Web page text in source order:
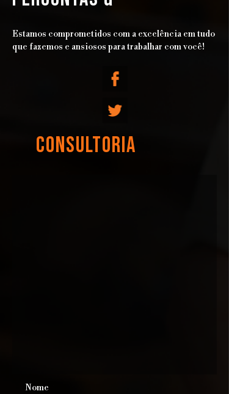
Nome
Estamos comprometidos com a excelência em tudo
que fazemos e ansiosos para trabalhar com você!
CONSULTORIA